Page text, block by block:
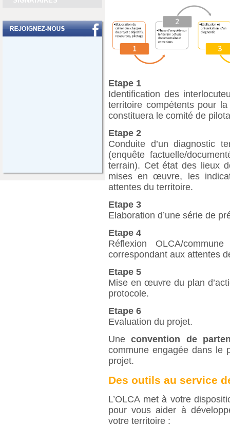
Etape 1
Identification des
territoire compétents pour
constituera le comité de
Etape 2
Conduite d’un diagnostic
(enquête factuelle/
terrain). Cet état des lieux
mises en œuvre, les
attentes du territoire.
Etape 3
Elaboration d’une série de
Etape 4
Réflexion OLCA/
correspondant aux attentes
Etape 5
Mise en œuvre du plan
protocole.
Etape 6
Evaluation du projet.
Uneconvention de
commune engagée dans le
projet.
Des outils au service
L’OLCA met à votre
pour vous aider à
votre territoire :